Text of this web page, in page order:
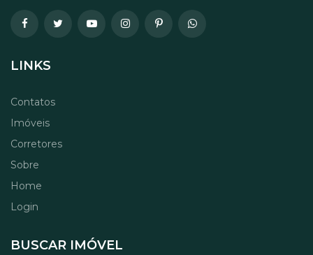
LINKS
Contatos
Imóveis
Corretores
Sobre
Home
Login
BUSCAR IMÓVEL